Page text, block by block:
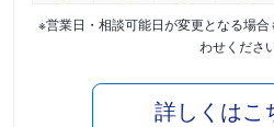
※営業日・相談可能日が変更となる場
わせください
詳しくはこ